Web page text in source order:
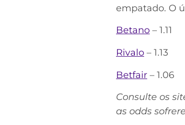
empatado. O
Betano – 1.11
Rivalo – 1.13
Betfair – 1.06
Consulte os
as odds